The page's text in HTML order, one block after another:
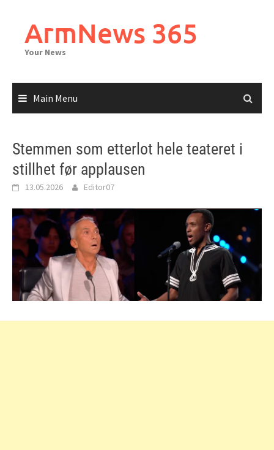
contentArmNews 365
Your News
Main Menu
Stemmen som etterlot hele teateret i
stillhet før applausen
13.05.2026 Editor07